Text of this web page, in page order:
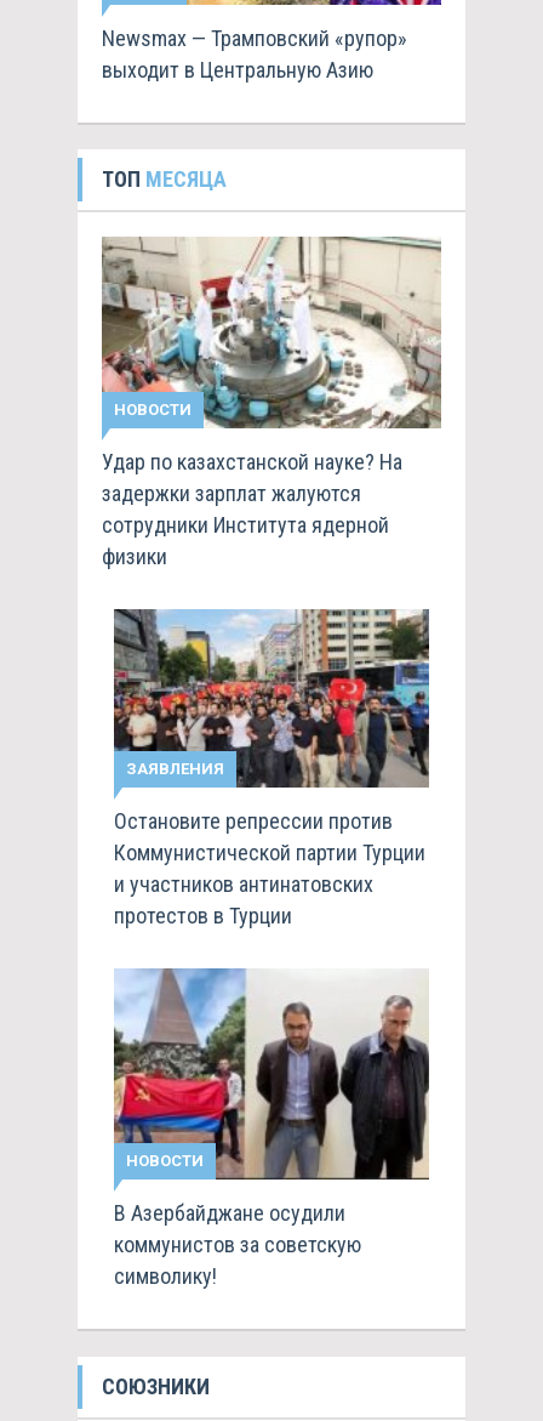
Newsmax — Трамповский «рупор»
выходит в Центральную Азию
ТОП МЕСЯЦА
НОВОСТИ
Удар по казахстанской науке? На
задержки зарплат жалуются
сотрудники Института ядерной
физики
ЗАЯВЛЕНИЯ
Остановите репрессии против
Коммунистической партии Турции
и участников антинатовских
протестов в Турции
НОВОСТИ
В Азербайджане осудили
коммунистов за советскую
символику!
СОЮЗНИКИ